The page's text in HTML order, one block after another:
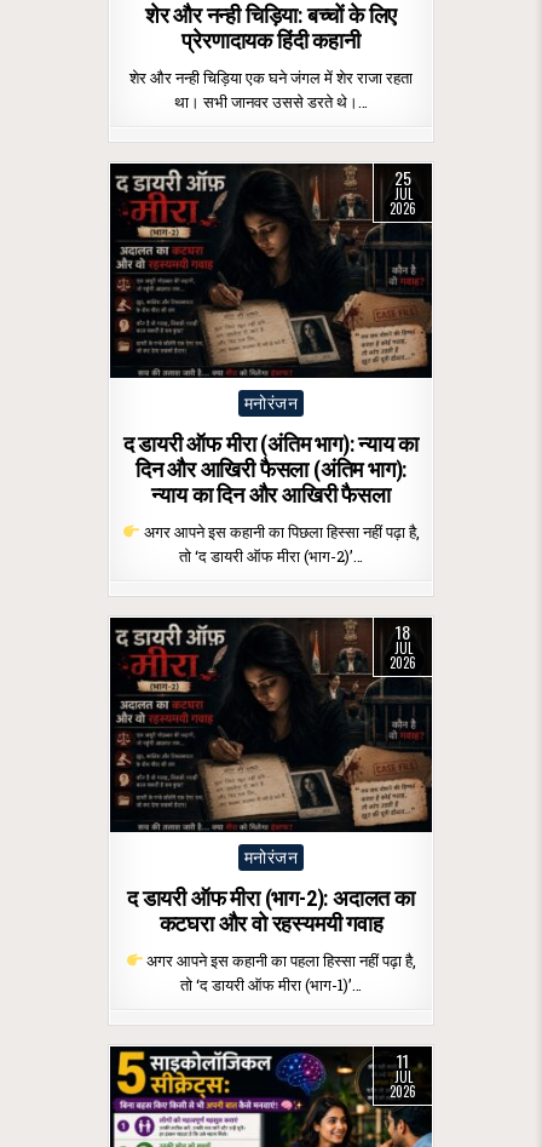
शेर और नन्ही चिड़िया: बच्चों के लिए
प्रेरणादायक हिंदी कहानी
शेर और नन्ही चिड़िया एक घने जंगल में शेर राजा रहता
था। सभी जानवर उससे डरते थे।…
25
JUL
2026
Posted
मनोरंजन
द डायरी ऑफ मीरा (अंतिम भाग): न्याय का
दिन और आखिरी फैसला (अंतिम भाग):
न्याय का दिन और आखिरी फैसला
अगर आपने इस कहानी का पिछला हिस्सा नहीं पढ़ा है,
तो ‘द डायरी ऑफ मीरा (भाग-2)’…
18
JUL
2026
Posted
मनोरंजन
द डायरी ऑफ मीरा (भाग-2): अदालत का
कटघरा और वो रहस्यमयी गवाह
अगर आपने इस कहानी का पहला हिस्सा नहीं पढ़ा है,
तो ‘द डायरी ऑफ मीरा (भाग-1)’…
11
JUL
2026